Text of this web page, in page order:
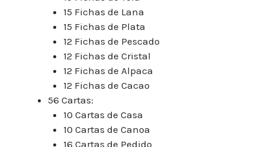
15 Fichas de Lana
15 Fichas de Plata
12 Fichas de Pescado
12 Fichas de Cristal
12 Fichas de Alpaca
12 Fichas de Cacao
56 Cartas:
10 Cartas de Casa
10 Cartas de Canoa
16 Cartas de Pedido